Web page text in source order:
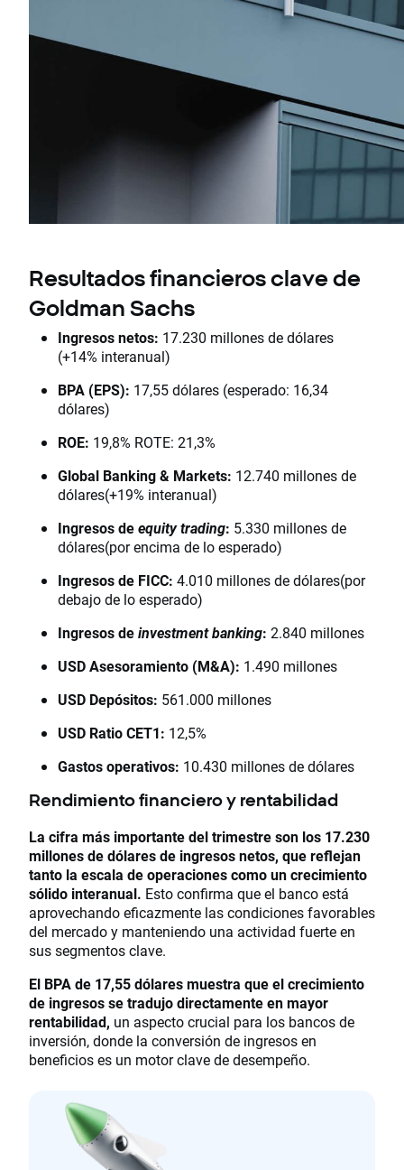
Resultados financieros clave de
Goldman Sachs
Ingresos netos: 17.230 millones de dólares
(+14% interanual)
BPA (EPS): 17,55 dólares (esperado: 16,34
dólares)
ROE: 19,8% ROTE: 21,3%
Global Banking & Markets: 12.740 millones de
dólares(+19% interanual)
Ingresos deequity trading: 5.330 millones de
dólares(por encima de lo esperado)
Ingresos de FICC: 4.010 millones de dólares(por
debajo de lo esperado)
Ingresos deinvestment banking: 2.840 millones
USD Asesoramiento (M&A): 1.490 millones
USD Depósitos: 561.000 millones
USD Ratio CET1: 12,5%
Gastos operativos: 10.430 millones de dólares
Rendimiento financiero y rentabilidad
La cifra más importante del trimestre son los 17.230
millones de dólares de ingresos netos, que reflejan
tanto la escala de operaciones como un crecimiento
sólido interanual. Esto confirma que el banco está
aprovechando eficazmente las condiciones favorables
del mercado y manteniendo una actividad fuerte en
sus segmentos clave.
El BPA de 17,55 dólares muestra que el crecimiento
de ingresos se tradujo directamente en mayor
rentabilidad, un aspecto crucial para los bancos de
inversión, donde la conversión de ingresos en
beneficios es un motor clave de desempeño.